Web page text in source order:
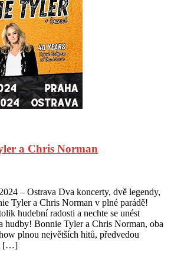
a Chris Norman
– Ostrava Dva koncerty, dvě legendy,
Tyler a Chris Norman v plné parádě!
hudební radosti a nechte se unést
hudby! Bonnie Tyler a Chris Norman, oba
plnou největších hitů, předvedou
[…]